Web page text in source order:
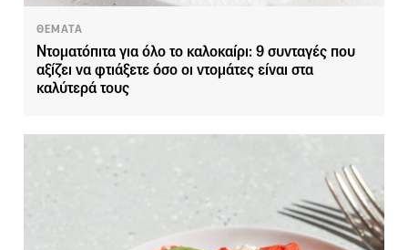
ΘΕΜΑΤΑ
Ντοματόπιτα για όλο το καλοκαίρι: 9 συνταγές που
αξίζει να φτιάξετε όσο οι ντομάτες είναι στα
καλύτερά τους